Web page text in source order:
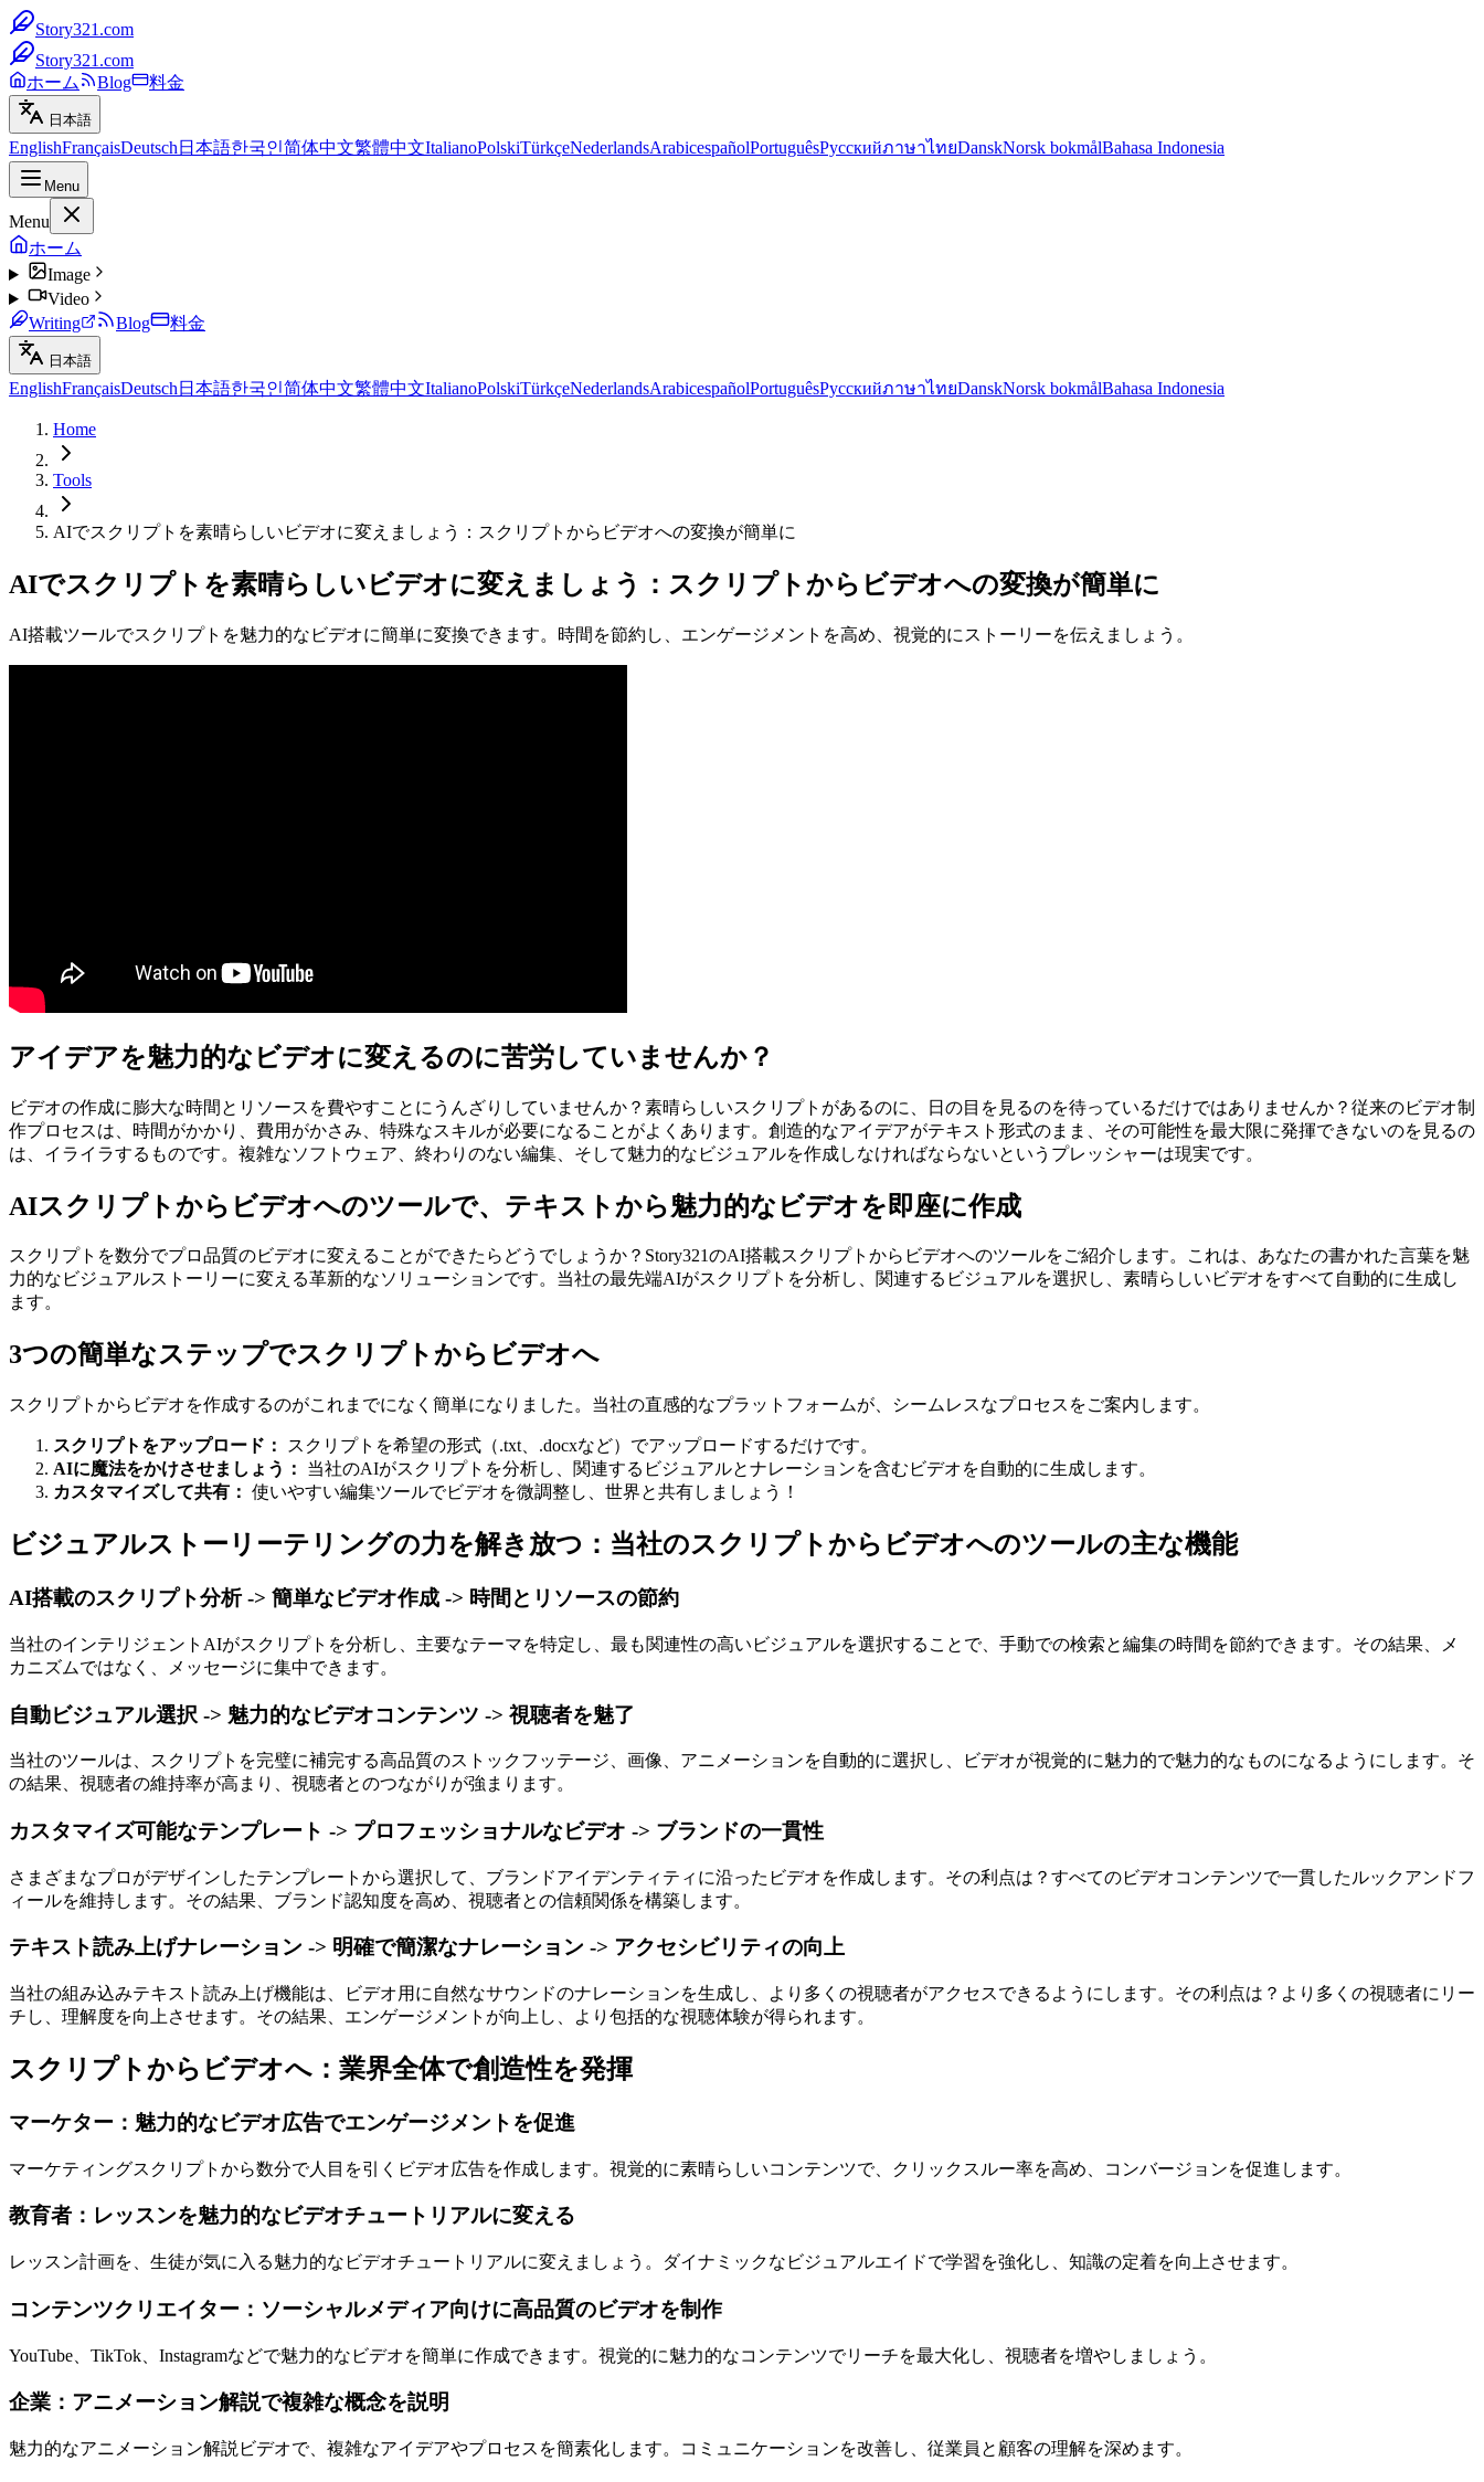
Story321.com
Story321.com
ホーム
Blog 料金
日本語
EnglishFrançaisDeutsch 日本語한국인简体中文繁體中文ItalianoPolskiTürkçeNederlandsArabicespañolPortuguêsРусскийภาษาไทยDanskNorsk bokmålBahasa Indonesia
Menu
Menu
ホーム
Image
Video
Writing
Blog 料金
日本語
EnglishFrançaisDeutsch 日本語한국인简体中文繁體中文ItalianoPolskiTürkçeNederlandsArabicespañolPortuguêsРусскийภาษาไทยDanskNorsk bokmålBahasa Indonesia
Home
Tools
AIでスクリプトを素晴らしいビデオに変えましょう：スクリプトからビデオへの変換が簡単に
AIでスクリプトを素晴らしいビデオに変えましょう：スクリプトからビデオへの変換が簡単に
AI搭載ツールでスクリプトを魅力的なビデオに簡単に変換できます。時間を節約し、エンゲージメントを高め、視覚的にストーリーを伝えましょう。
アイデアを魅力的なビデオに変えるのに苦労していませんか？
ビデオの作成に膨大な時間とリソースを費やすことにうんざりしていませんか？素晴らしいスクリプトがあるのに、日の目を見るのを待っているだけではありませんか？従来のビデオ制
作プロセスは、時間がかかり、費用がかさみ、特殊なスキルが必要になることがよくあります。創造的なアイデアがテキスト形式のまま、その可能性を最大限に発揮できないのを見るの
は、イライラするものです。複雑なソフトウェア、終わりのない編集、そして魅力的なビジュアルを作成しなければならないというプレッシャーは現実です。
AIスクリプトからビデオへのツールで、テキストから魅力的なビデオを即座に作成
スクリプトを数分でプロ品質のビデオに変えることができたらどうでしょうか？Story321のAI搭載スクリプトからビデオへのツールをご紹介します。これは、あなたの書かれた言葉を魅
力的なビジュアルストーリーに変える革新的なソリューションです。当社の最先端AIがスクリプトを分析し、関連するビジュアルを選択し、素晴らしいビデオをすべて自動的に生成し
ます。
3つの簡単なステップでスクリプトからビデオへ
スクリプトからビデオを作成するのがこれまでになく簡単になりました。当社の直感的なプラットフォームが、シームレスなプロセスをご案内します。
スクリプトをアップロード：
スクリプトを希望の形式（.txt、.docxなど）でアップロードするだけです。
AIに魔法をかけさせましょう：
当社のAIがスクリプトを分析し、関連するビジュアルとナレーションを含むビデオを自動的に生成します。
カスタマイズして共有： 使いやすい編集ツールでビデオを微調整し、世界と共有しましょう！
ビジュアルストーリーテリングの力を解き放つ：当社のスクリプトからビデオへのツールの主な機能
AI搭載のスクリプト分析 -> 簡単なビデオ作成 -> 時間とリソースの節約
当社のインテリジェントAIがスクリプトを分析し、主要なテーマを特定し、最も関連性の高いビジュアルを選択することで、手動での検索と編集の時間を節約できます。その結果、メ
カニズムではなく、メッセージに集中できます。
自動ビジュアル選択 -> 魅力的なビデオコンテンツ -> 視聴者を魅了
当社のツールは、スクリプトを完璧に補完する高品質のストックフッテージ、画像、アニメーションを自動的に選択し、ビデオが視覚的に魅力的で魅力的なものになるようにします。そ
の結果、視聴者の維持率が高まり、視聴者とのつながりが強まります。
カスタマイズ可能なテンプレート -> プロフェッショナルなビデオ -> ブランドの一貫性
さまざまなプロがデザインしたテンプレートから選択して、ブランドアイデンティティに沿ったビデオを作成します。その利点は？すべてのビデオコンテンツで一貫したルックアンドフ
ィールを維持します。その結果、ブランド認知度を高め、視聴者との信頼関係を構築します。
テキスト読み上げナレーション -> 明確で簡潔なナレーション -> アクセシビリティの向上
当社の組み込みテキスト読み上げ機能は、ビデオ用に自然なサウンドのナレーションを生成し、より多くの視聴者がアクセスできるようにします。その利点は？より多くの視聴者にリー
チし、理解度を向上させます。その結果、エンゲージメントが向上し、より包括的な視聴体験が得られます。
スクリプトからビデオへ：業界全体で創造性を発揮
マーケター：魅力的なビデオ広告でエンゲージメントを促進
マーケティングスクリプトから数分で人目を引くビデオ広告を作成します。視覚的に素晴らしいコンテンツで、クリックスルー率を高め、コンバージョンを促進します。
教育者：レッスンを魅力的なビデオチュートリアルに変える
レッスン計画を、生徒が気に入る魅力的なビデオチュートリアルに変えましょう。ダイナミックなビジュアルエイドで学習を強化し、知識の定着を向上させます。
コンテンツクリエイター：ソーシャルメディア向けに高品質のビデオを制作
YouTube、TikTok、Instagramなどで魅力的なビデオを簡単に作成できます。視覚的に魅力的なコンテンツでリーチを最大化し、視聴者を増やしましょう。
企業：アニメーション解説で複雑な概念を説明
魅力的なアニメーション解説ビデオで、複雑なアイデアやプロセスを簡素化します。コミュニケーションを改善し、従業員と顧客の理解を深めます。